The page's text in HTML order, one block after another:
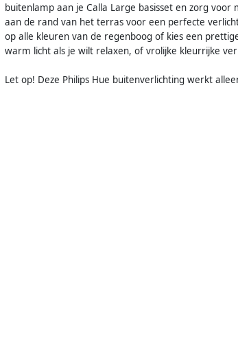
buitenlamp aan je Calla Large basisset en zorg
aan de rand van het terras voor een perfecte
op alle kleuren van de regenboog of kies een
warm licht als je wilt relaxen, of vrolijke kleurrijke
Let op! Deze Philips Hue buitenverlichting werkt